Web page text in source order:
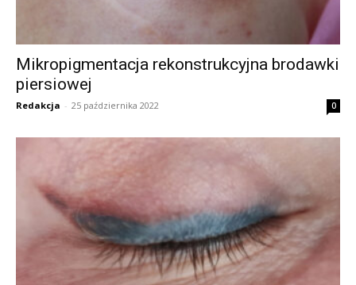
Mikropigmentacja rekonstrukcyjna brodawki
piersiowej
Redakcja - 25 października 2022 0